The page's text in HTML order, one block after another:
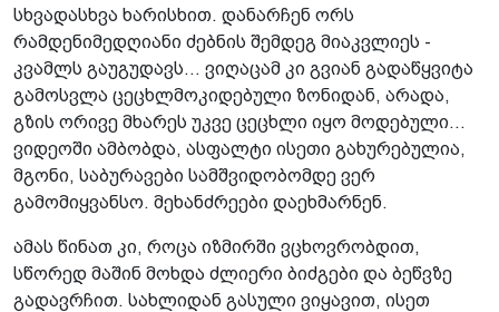
სხვადასხვა ხარისხით. დანარჩენ ორს
რამდენიმედღიანი ძებნის შემდეგ მიაკვლიეს -
კვამლს გაუგუდავს... ვიღაცამ კი გვიან გადაწყვიტა
გამოსვლა ცეცხლმოკიდებული ზონიდან, არადა,
გზის ორივე მხარეს უკვე ცეცხლი იყო მოდებული...
ვიდეოში ამბობდა, ასფალტი ისეთი გახურებულია,
მგონი, საბურავები სამშვიდობომდე ვერ
გამომიყვანსო. მეხანძრეები დაეხმარნენ.
ამას წინათ კი, როცა იზმირში ვცხოვრობდით,
სწორედ მაშინ მოხდა ძლიერი ბიძგები და ბეწვზე
გადავრჩით. სახლიდან გასული ვიყავით, ისეთ